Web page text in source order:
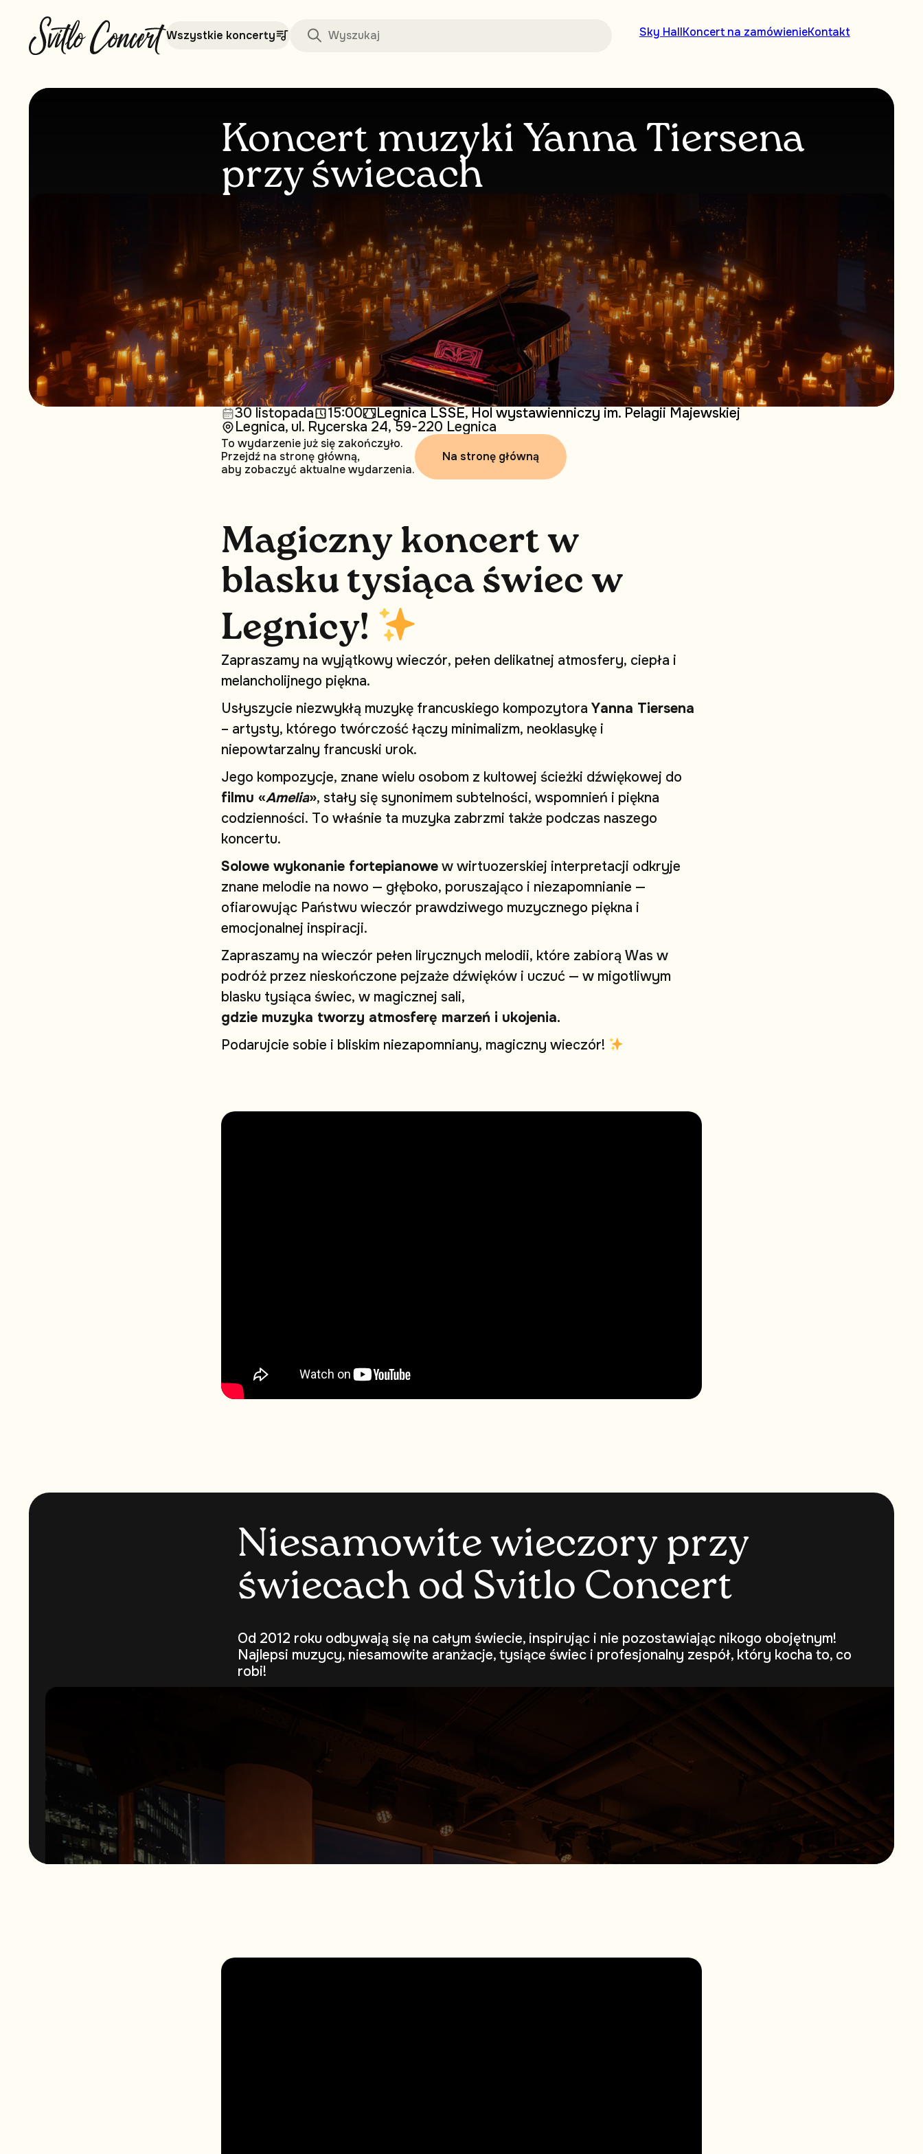
Wszystkie koncerty Sky HallKoncert na zamówienieKontakt
Koncert muzyki Yanna Tiersena
przy świecach
30 listopada 15:00
Legnica LSSE, Hol wystawienniczy im. Pelagii Majewskiej
Legnica, ul. Rycerska 24, 59-220 Legnica
To wydarzenie już się zakończyło.
Przejdź na stronę główną,
aby zobaczyć aktualne wydarzenia.
Na stronę główną
Magiczny koncert w
blasku tysiąca świec w
Legnicy!
Zapraszamy na wyjątkowy wieczór, pełen delikatnej atmosfery, ciepła i
melancholijnego piękna.
Usłyszycie niezwykłą muzykę francuskiego kompozytora Yanna Tiersena
– artysty, którego twórczość łączy minimalizm, neoklasykę i
niepowtarzalny francuski urok.
Jego kompozycje, znane wielu osobom z kultowej ścieżki dźwiękowej do
filmu «Amelia», stały się synonimem subtelności, wspomnień i piękna
codzienności. To właśnie ta muzyka zabrzmi także podczas naszego
koncertu.
Solowe wykonanie fortepianowe w wirtuozerskiej interpretacji odkryje
znane melodie na nowo — głęboko, poruszająco i niezapomnianie —
ofiarowując Państwu wieczór prawdziwego muzycznego piękna i
emocjonalnej inspiracji.
Zapraszamy na wieczór pełen lirycznych melodii, które zabiorą Was w
podróż przez nieskończone pejzaże dźwięków i uczuć — w migotliwym
blasku tysiąca świec, w magicznej sali,
gdzie muzyka tworzy atmosferę marzeń i ukojenia.
Podarujcie sobie i bliskim niezapomniany, magiczny wieczór!
Niesamowite wieczory przy
świecach od Svitlo Concert
Od 2012 roku odbywają się na całym świecie, inspirując i nie pozostawiając nikogo obojętnym!
Najlepsi muzycy, niesamowite aranżacje, tysiące świec i profesjonalny zespół, który kocha to, co
robi!